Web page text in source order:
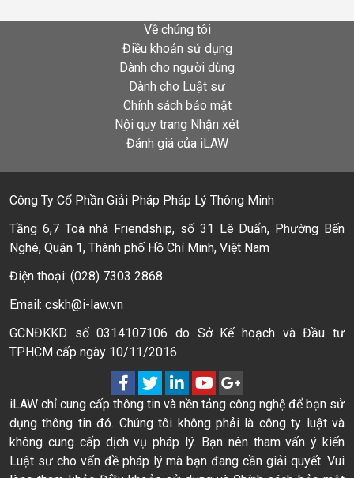
Về chúng tôi
Điều khoản sử dụng
Dành cho người dùng
Dành cho Luật sư
Chính sách bảo mật
Nội quy trang Nhận xét
Đánh giá của iLAW
Công Ty Cổ Phần Giải Pháp Pháp Lý Thông Minh
Tầng 6,7 Toà nhà Friendship, số 31 Lê Duẩn, Phường Bến
Nghé, Quận 1, Thành phố Hồ Chí Minh, Việt Nam
Điện thoại: (028) 7303 2868
Email: cskh@i-law.vn
GCNĐKKD số 0314107106 do Sở Kế hoạch và Đầu tư
TPHCM cấp ngày 10/11/2016
iLAW chỉ cung cấp thông tin và nền tảng công nghệ để bạn sử
dụng thông tin đó. Chúng tôi không phải là công ty luật và
không cung cấp dịch vụ pháp lý. Bạn nên tham vấn ý kiến
Luật sư cho vấn đề pháp lý mà bạn đang cần giải quyết. Vui